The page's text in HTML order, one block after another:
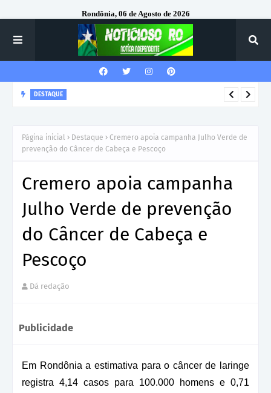
Rondônia, 06 de Agosto de 2026
DESTAQUE
Página inicial Destaque
Cremero apoia campanha Julho Verde de
prevenção do Câncer de Cabeça e Pescoço
Cremero apoia campanha
Julho Verde de prevenção
do Câncer de Cabeça e
Pescoço
Dá redação
Publicidade
Em Rondônia a estimativa para o câncer de laringe
registra 4,14 casos para 100.000 homens e 0,71